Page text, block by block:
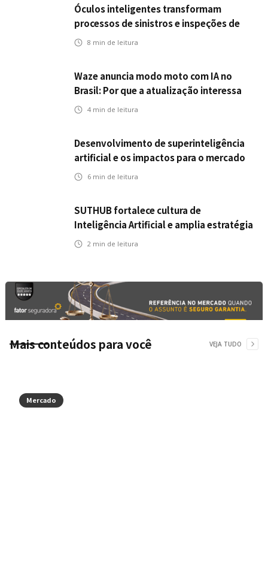
Óculos inteligentes transformam
processos de sinistros e inspeções de
seguros
8 min de leitura
Waze anuncia modo moto com IA no
Brasil: Por que a atualização interessa
ao mercado segurador?
4 min de leitura
Desenvolvimento de superinteligência
artificial e os impactos para o mercado
de seguros
6 min de leitura
SUTHUB fortalece cultura de
Inteligência Artificial e amplia estratégia
para toda a organização
2 min de leitura
Mais conteúdos para você VEJA TUDO
Mercado